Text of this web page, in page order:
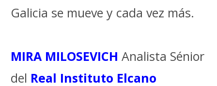
Galicia se mueve y cada vez más.
MIRA MILOSEVICH Analista Sénior
del Real Instituto Elcano